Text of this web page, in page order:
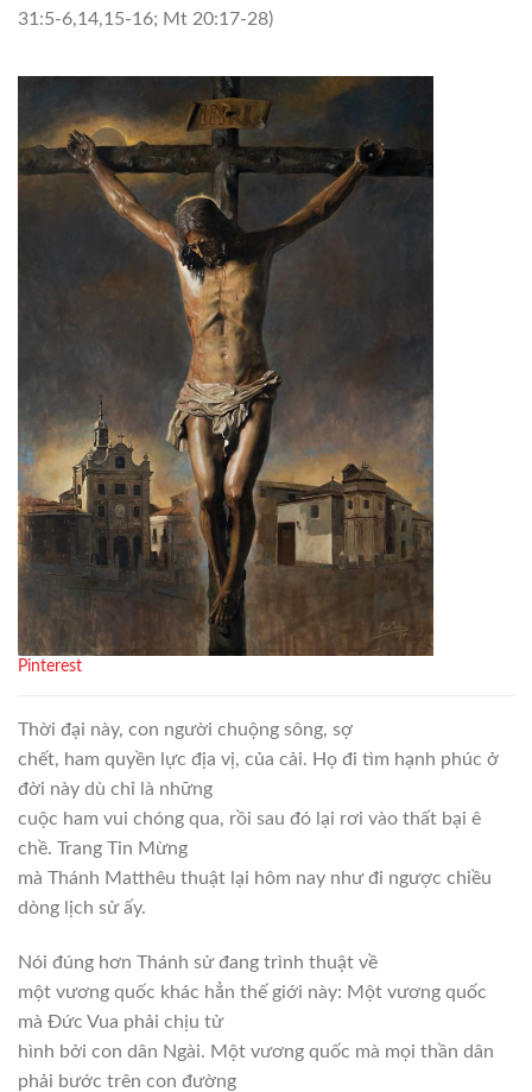
31:5-6,14,15-16; Mt 20:17-28)
Pinterest
Thời đại này, con người chuộng sông, sợ
chết, ham quyền lực địa vị, của cải. Họ đi tìm hạnh phúc ở
đời này dù chỉ là những
cuộc ham vui chóng qua, rồi sau đó lại rơi vào thất bại ê
chề. Trang Tin Mừng
mà Thánh Matthêu thuật lại hôm nay như đi ngược chiều
dòng lịch sử ấy.
Nói đúng hơn Thánh sử đang trình thuật về
một vương quốc khác hẳn thế giới này: Một vương quốc
mà Đức Vua phải chịu tử
hình bởi con dân Ngài. Một vương quốc mà mọi thần dân
phải bước trên con đường